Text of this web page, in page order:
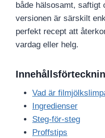
både hälsosamt, saftigt
versionen är särskilt
perfekt recept att
vardag eller helg.
Vad är
Ingredienser
Steg-för-steg
Proffstips